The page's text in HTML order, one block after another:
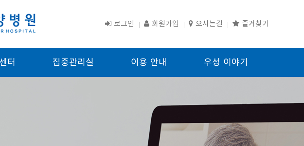
로그인 회원가입 오시는길 즐겨찾기
터 집중관리실 이용 안내 우성 이야기